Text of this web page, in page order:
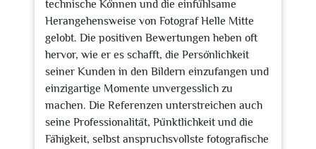
technische Können und die einfühlsame
Herangehensweise von Fotograf Helle Mitte
gelobt. Die positiven Bewertungen heben oft
hervor, wie er es schafft, die Persönlichkeit
seiner Kunden in den Bildern einzufangen und
einzigartige Momente unvergesslich zu
machen. Die Referenzen unterstreichen auch
seine Professionalität, Pünktlichkeit und die
Fähigkeit, selbst anspruchsvollste fotografische